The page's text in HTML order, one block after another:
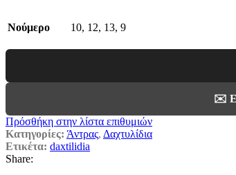
Νούμερο 10, 12, 13, 9
✉️
Πρόσθήκη στην λίστα επιθυμιών
Κατηγορίες: Άντρας, Δαχτυλίδια
Ετικέτα: daxtilidia
Share: